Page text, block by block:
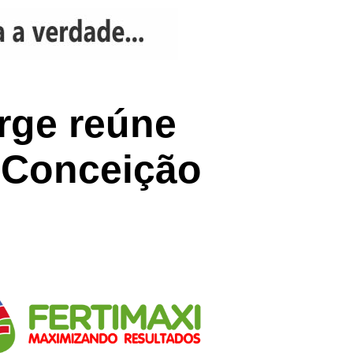
reúne